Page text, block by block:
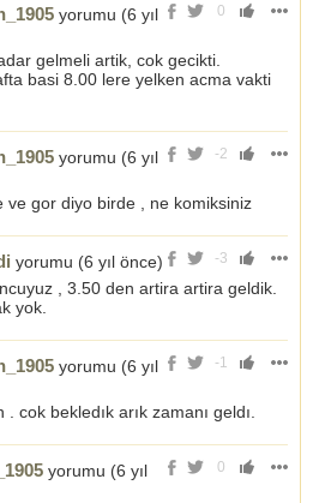
0
yorumu (6 yıl
gelmeli artik, cok gecikti.
basi 8.00 lere yelken acma vakti
-2
yorumu (6 yıl
ve gor diyo birde , ne komiksiniz
-3
yorumu (6 yıl önce)
, 3.50 den artira artira geldik.
yok.
-1
yorumu (6 yıl
cok bekledık arık zamanı geldı.
0
yorumu (6 yıl